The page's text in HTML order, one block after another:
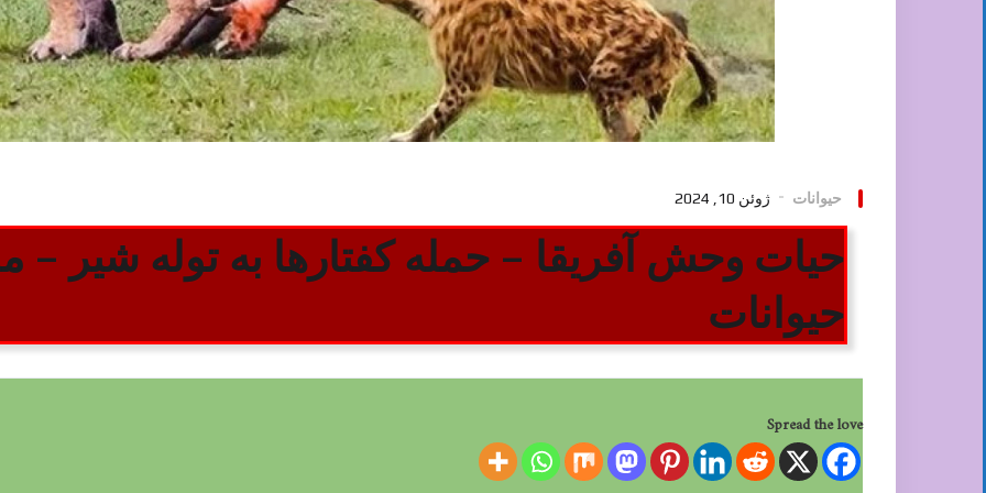
حیوانات ژوئن 10, 2024
حیات وحش آفریقا – حمله کفتارها به توله شیر –
حیوانات
Spread the love